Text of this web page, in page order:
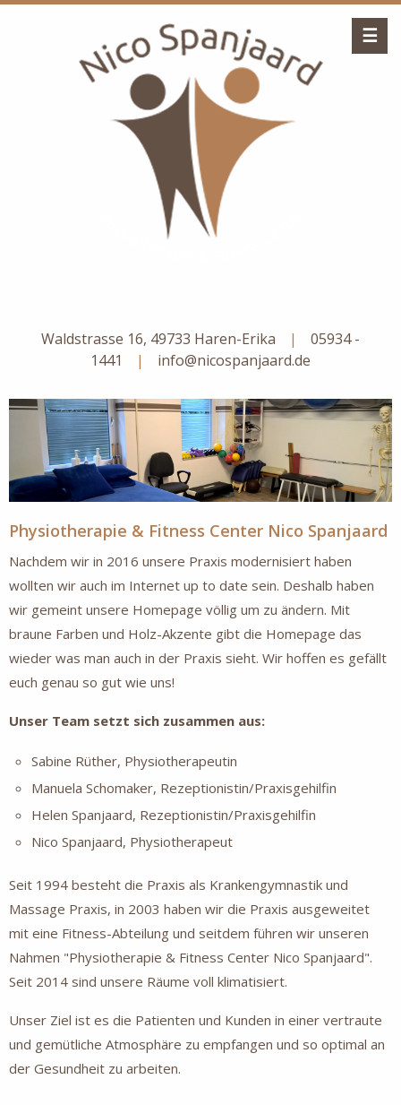
Waldstrasse 16, 49733 Haren-Erika |
05934 -
1441
| info@nicospanjaard.de
☰
Physiotherapie & Fitness Center Nico Spanjaard
Nachdem wir in 2016 unsere Praxis modernisiert haben
wollten wir auch im Internet up to date sein. Deshalb haben
wir gemeint unsere Homepage völlig um zu ändern. Mit
braune Farben und Holz-Akzente gibt die Homepage das
wieder was man auch in der Praxis sieht. Wir hoffen es gefällt
euch genau so gut wie uns!
Unser Team setzt sich zusammen aus:
Sabine Rüther, Physiotherapeutin
Manuela Schomaker, Rezeptionistin/Praxisgehilfin
Helen Spanjaard, Rezeptionistin/Praxisgehilfin
Nico Spanjaard, Physiotherapeut
Seit 1994 besteht die Praxis als Krankengymnastik und
Massage Praxis, in 2003 haben wir die Praxis ausgeweitet
mit eine Fitness-Abteilung und seitdem führen wir unseren
Nahmen "Physiotherapie & Fitness Center Nico Spanjaard".
Seit 2014 sind unsere Räume voll klimatisiert.
Unser Ziel ist es die Patienten und Kunden in einer vertraute
und gemütliche Atmosphäre zu empfangen und so optimal an
der Gesundheit zu arbeiten.